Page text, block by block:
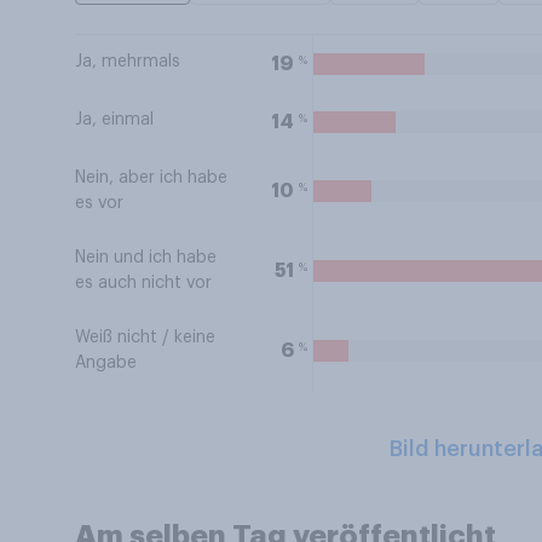
Ja, mehrmals 19 %
Ja, einmal 14 %
Nein, aber ich habe
es vor
10 %
Nein und ich habe
es auch nicht vor
51 %
Weiß nicht / keine
Angabe
6 %
Bild
Am selben Tag veröffentlicht